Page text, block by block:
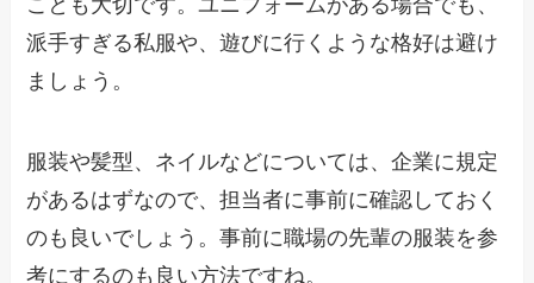
派手すぎる私服や、遊びに行くような格好は避け
ましょう。
服装や髪型、ネイルなどについては、企業に規定
があるはずなので、担当者に事前に確認しておく
のも良いでしょう。事前に職場の先輩の服装を参
考にするのも良い方法ですね。